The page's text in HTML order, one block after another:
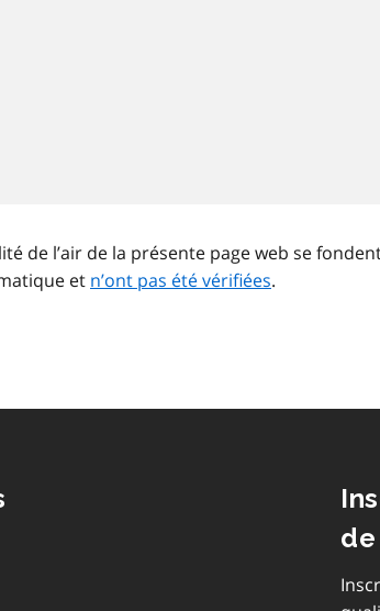
de l’air de la présente page web se
et n’ont pas été vérifiées.